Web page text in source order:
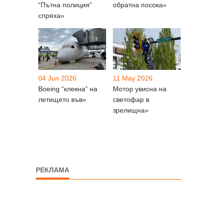
“Пътна полиция”
спряха»
обратна посока»
04 Jun 2026
Boeing “клекна” на
летището във»
11 May 2026
Мотор увисна на
светофар в
зрелищна»
РЕКЛАМА